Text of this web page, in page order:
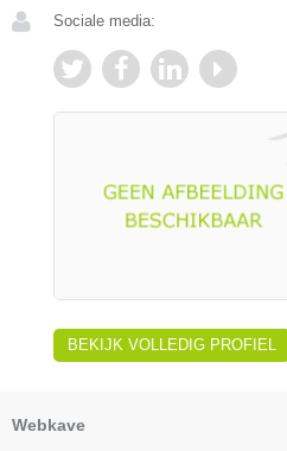
Sociale media:
BEKIJK VOLLEDIG PROFIEL
Webkave